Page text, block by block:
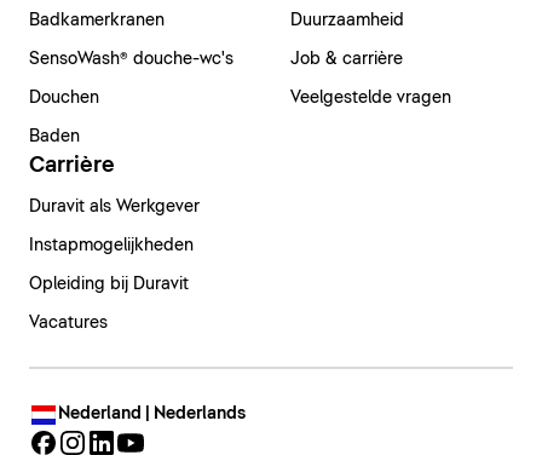
Badkamerkranen
SensoWash® douche-wc's
Douchen
Baden
Duurzaamheid
Job & carrière
Veelgestelde vragen
Carrière
Duravit als Werkgever
Instapmogelijkheden
Opleiding bij Duravit
Vacatures
Nederland | Nederlands